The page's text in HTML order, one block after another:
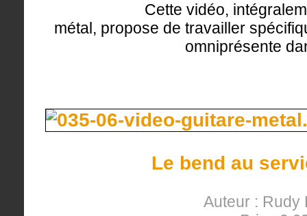
Cette vidéo,
métal, propose de travailler
omniprésente
Le bend au
Auteur : Rudy